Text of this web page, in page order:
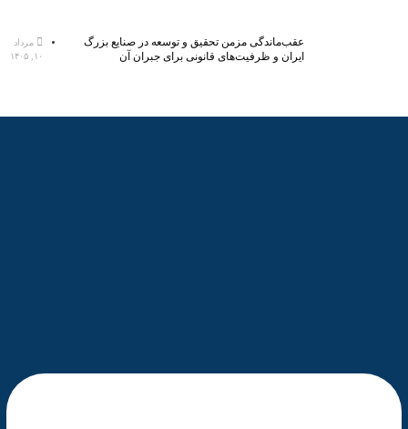
عقب‌ماندگی مزمن تحقیق و توسعه در صنایع بزرگ
ایران و ظرفیت‌های قانونی برای جبران آن
مرداد
۱۰, ۱۴۰۵